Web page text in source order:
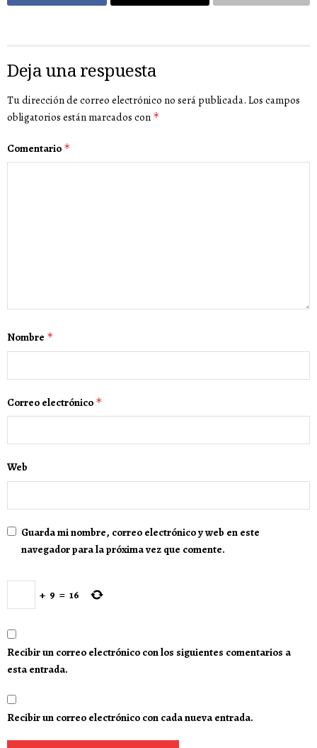
Deja una respuesta
Tu dirección de correo electrónico no será publicada. Los campos
obligatorios están marcados con *
Comentario *
Nombre *
Correo electrónico *
Web
Guarda mi nombre, correo electrónico y web en este
navegador para la próxima vez que comente.
+ 9 = 16
Recibir un correo electrónico con los siguientes comentarios a
esta entrada.
Recibir un correo electrónico con cada nueva entrada.